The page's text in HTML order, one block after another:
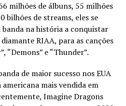
milhões de álbuns, 55 milhões
bilhões de streams, eles se
banda na história a conquistar
RIAA, para as canções
“Demons” e “Thunder”.
de maior sucesso nos EUA
mais vendida em
Imagine Dragons